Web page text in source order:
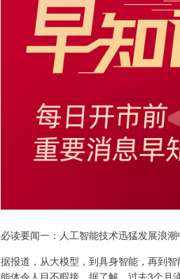
必读要闻一：人工智能技术迅猛发展浪
据报道，从大模型，到具身智能，再到
能体令人目不暇接。据了解，过去3个月